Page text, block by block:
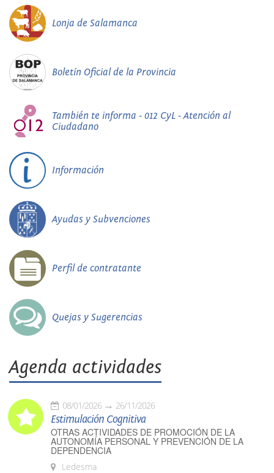
Lonja de Salamanca
Boletín Oficial de la Provincia
También te informa - 012 CyL - Atención al
Ciudadano
Información
Ayudas y Subvenciones
Perfil de contratante
Quejas y Sugerencias
Agenda actividades
08/01/2026 26/11/2026
Estimulación Cognitiva
OTRAS ACTIVIDADES DE PROMOCIÓN DE LA
AUTONOMÍA PERSONAL Y PREVENCIÓN DE LA
DEPENDENCIA
Ledesma